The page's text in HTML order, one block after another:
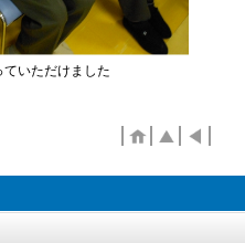
いただけました